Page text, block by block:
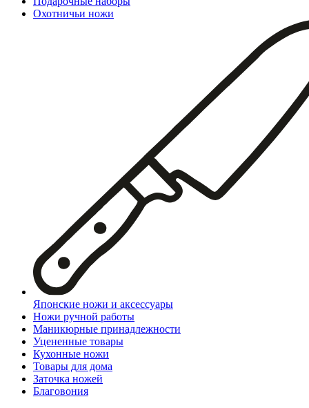
Охотничьи ножи
Японские ножи и аксессуары
Ножи ручной работы
Маникюрные принадлежности
Уцененные товары
Кухонные ножи
Товары для дома
Заточка ножей
Благовония